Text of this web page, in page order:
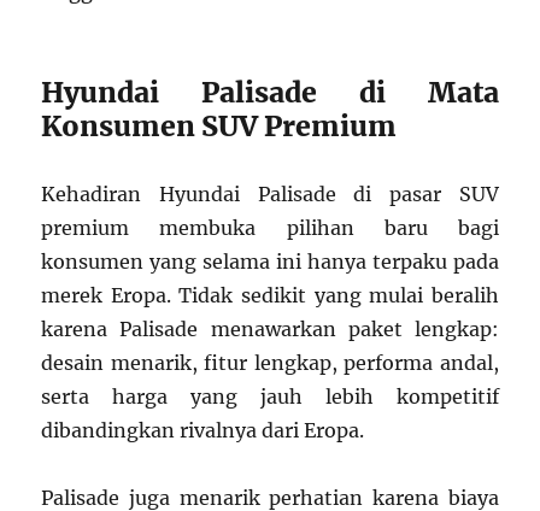
Hyundai Palisade di Mata
Konsumen SUV Premium
Kehadiran Hyundai Palisade di pasar SUV
premium membuka pilihan baru bagi
konsumen yang selama ini hanya terpaku pada
merek Eropa. Tidak sedikit yang mulai beralih
karena Palisade menawarkan paket lengkap:
desain menarik, fitur lengkap, performa andal,
serta harga yang jauh lebih kompetitif
dibandingkan rivalnya dari Eropa.
Palisade juga menarik perhatian karena biaya